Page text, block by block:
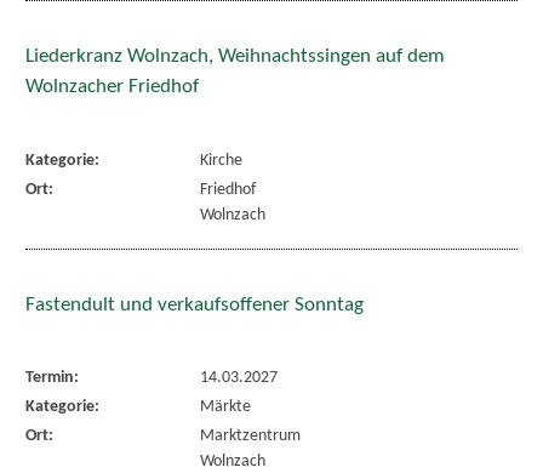
Liederkranz Wolnzach, Weihnachtssingen auf dem
Wolnzacher Friedhof
Kategorie:
Kirche
Ort:
Friedhof
Wolnzach
Fastendult und verkaufsoffener Sonntag
Termin:
14.03.2027
Kategorie:
Märkte
Ort:
Marktzentrum
Wolnzach